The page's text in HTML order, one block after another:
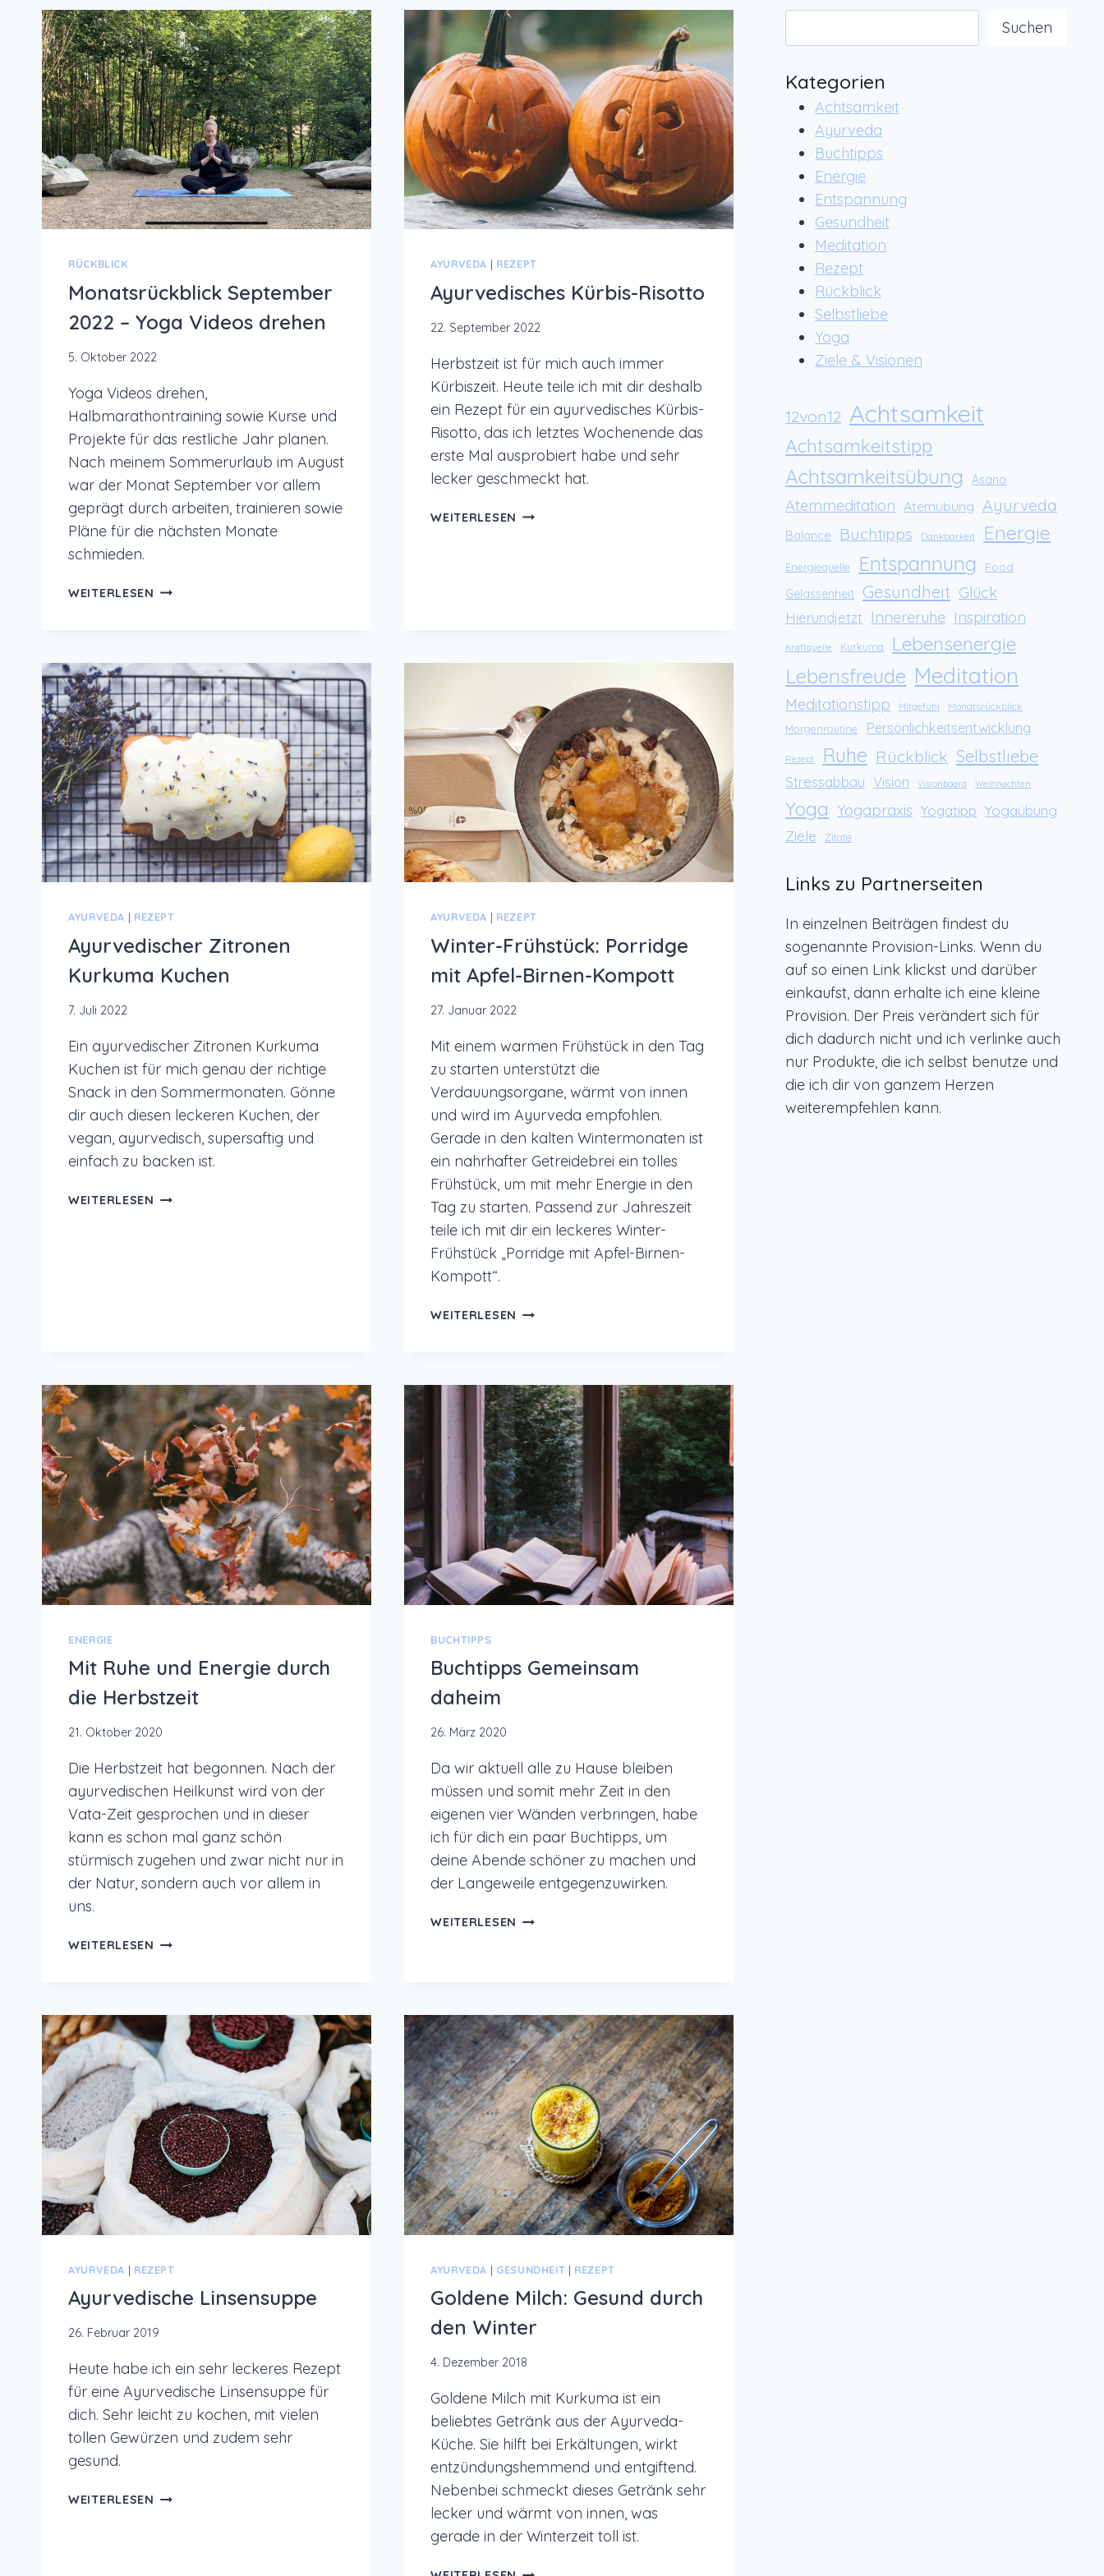
RÜCKBLICK
Monatsrückblick September
2022 – Yoga Videos drehen
5. Oktober 2022
Yoga Videos drehen,
Halbmarathontraining sowie Kurse und
Projekte für das restliche Jahr planen.
Nach meinem Sommerurlaub im August
war der Monat September vor allem
geprägt durch arbeiten, trainieren sowie
Pläne für die nächsten Monate
schmieden.
WEITERLESEN MONATSRÜCKBLICK
YOGA
VIDEOS
DREHEN
AYURVEDA | REZEPT
Ayurvedisches Kürbis-Risotto
22. September 2022
Herbstzeit ist für mich auch immer
Kürbiszeit. Heute teile ich mit dir deshalb
ein Rezept für ein ayurvedisches Kürbis-
Risotto, das ich letztes Wochenende das
erste Mal ausprobiert habe und sehr
lecker geschmeckt hat.
WEITERLESEN AYURVEDISCHES
AYURVEDA | REZEPT
Ayurvedischer Zitronen
Kurkuma Kuchen
7. Juli 2022
Ein ayurvedischer Zitronen Kurkuma
Kuchen ist für mich genau der richtige
Snack in den Sommermonaten. Gönne
dir auch diesen leckeren Kuchen, der
vegan, ayurvedisch, supersaftig und
einfach zu backen ist.
WEITERLESEN AYURVEDISCHER
AYURVEDA | REZEPT
Winter-Frühstück: Porridge
mit Apfel-Birnen-Kompott
27. Januar 2022
Mit einem warmen Frühstück in den Tag
zu starten unterstützt die
Verdauungsorgane, wärmt von innen
und wird im Ayurveda empfohlen.
Gerade in den kalten Wintermonaten ist
ein nahrhafter Getreidebrei ein tolles
Frühstück, um mit mehr Energie in den
Tag zu starten. Passend zur Jahreszeit
teile ich mit dir ein leckeres Winter-
Frühstück „Porridge mit Apfel-Birnen-
Kompott“.
WEITERLESEN WINTER-
APFEL-
BIRNEN-
KOMPOTT
ENERGIE
Mit Ruhe und Energie durch
die Herbstzeit
21. Oktober 2020
Die Herbstzeit hat begonnen. Nach der
ayurvedischen Heilkunst wird von der
Vata-Zeit gesprochen und in dieser
kann es schon mal ganz schön
stürmisch zugehen und zwar nicht nur in
der Natur, sondern auch vor allem in
uns.
WEITERLESEN MIT
DURCH
DIE
HERBSTZEIT
BUCHTIPPS
Buchtipps Gemeinsam
daheim
26. März 2020
Da wir aktuell alle zu Hause bleiben
müssen und somit mehr Zeit in den
eigenen vier Wänden verbringen, habe
ich für dich ein paar Buchtipps, um
deine Abende schöner zu machen und
der Langeweile entgegenzuwirken.
WEITERLESEN BUCHTIPPS
AYURVEDA | REZEPT
Ayurvedische Linsensuppe
26. Februar 2019
Heute habe ich ein sehr leckeres Rezept
für eine Ayurvedische Linsensuppe für
dich. Sehr leicht zu kochen, mit vielen
tollen Gewürzen und zudem sehr
gesund.
WEITERLESEN AYURVEDISCHE
AYURVEDA | GESUNDHEIT | REZEPT
Goldene Milch: Gesund durch
den Winter
4. Dezember 2018
Goldene Milch mit Kurkuma ist ein
beliebtes Getränk aus der Ayurveda-
Küche. Sie hilft bei Erkältungen, wirkt
entzündungshemmend und entgiftend.
Nebenbei schmeckt dieses Getränk sehr
lecker und wärmt von innen, was
gerade in der Winterzeit toll ist.
GOLDENE
Suchen
Kategorien
Achtsamkeit
Ayurveda
Buchtipps
Energie
Entspannung
Gesundheit
Meditation
Rezept
Rückblick
Selbstliebe
Yoga
Ziele & Visionen
12von12 Achtsamkeit
Achtsamkeitstipp
Achtsamkeitsübung Asana
Atemmeditation Atemübung Ayurveda
Balance Buchtipps Dankbarkeit Energie
Energiequelle Entspannung Food
Gelassenheit Gesundheit Glück
Hierundjetzt Innereruhe Inspiration
Kraftquelle Kurkuma Lebensenergie
Lebensfreude Meditation
Meditationstipp Mitgefühl Monatsrückblick
Morgenroutine Persönlichkeitsentwicklung
Rezept Ruhe Rückblick Selbstliebe
Stressabbau Vision Visionboard Weihnachten
Yoga Yogapraxis Yogatipp Yogaübung
Ziele
Zitate
Links zu Partnerseiten
In einzelnen Beiträgen findest du
sogenannte Provision-Links. Wenn du
auf so einen Link klickst und darüber
einkaufst, dann erhalte ich eine kleine
Provision. Der Preis verändert sich für
dich dadurch nicht und ich verlinke auch
nur Produkte, die ich selbst benutze und
die ich dir von ganzem Herzen
weiterempfehlen kann.